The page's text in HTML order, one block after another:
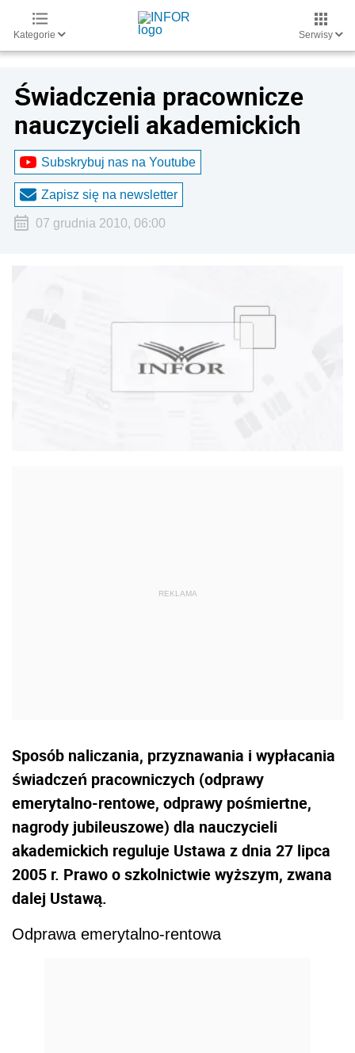
Kategorie Serwisy
Świadczenia pracownicze
nauczycieli akademickich
Subskrybuj nas na Youtube
Zapisz się na newsletter
07 grudnia 2010, 06:00
Sposób naliczania, przyznawania i wypłacania
świadczeń pracowniczych (odprawy
emerytalno-rentowe, odprawy pośmiertne,
nagrody jubileuszowe) dla nauczycieli
akademickich reguluje Ustawa z dnia 27 lipca
2005 r. Prawo o szkolnictwie wyższym, zwana
dalej Ustawą.
Odprawa emerytalno-rentowa